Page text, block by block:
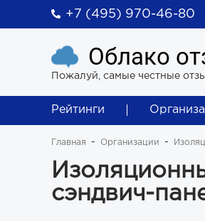
+7 (495) 970-46-80
Облако
Пожалуй, самые честные
Рейтинги
Главная Организации
сэндвич-